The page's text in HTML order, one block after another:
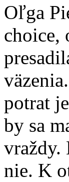
Oľga
choice,
potrat
by sa
vraždy.
nie. K